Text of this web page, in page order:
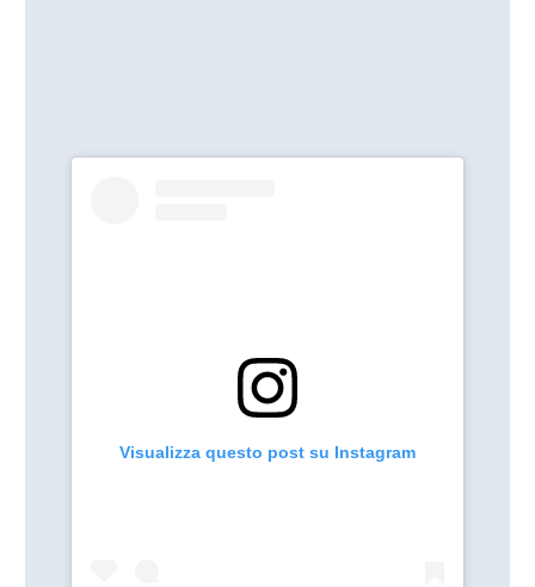
Visualizza questo post su Instagram